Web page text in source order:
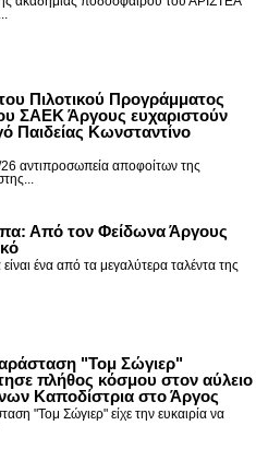
Πιλοτικού Προγράμματος
ΣΑΕΚ Άργους ευχαριστούν
Παιδείας Κωνσταντίνο
αντιπροσωπεία αποφοίτων της
Από τον Φείδωνα Άργους
ένα από τα μεγαλύτερα ταλέντα της
"Τομ Σώγιερ"
πλήθος κόσμου στον αύλειο
Καποδίστρια στο Άργος
"Τομ Σώγιερ" είχε την ευκαιρία να